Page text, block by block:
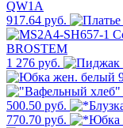
917.64 руб.
1 276 руб.
500.50 руб.
770.70 руб.